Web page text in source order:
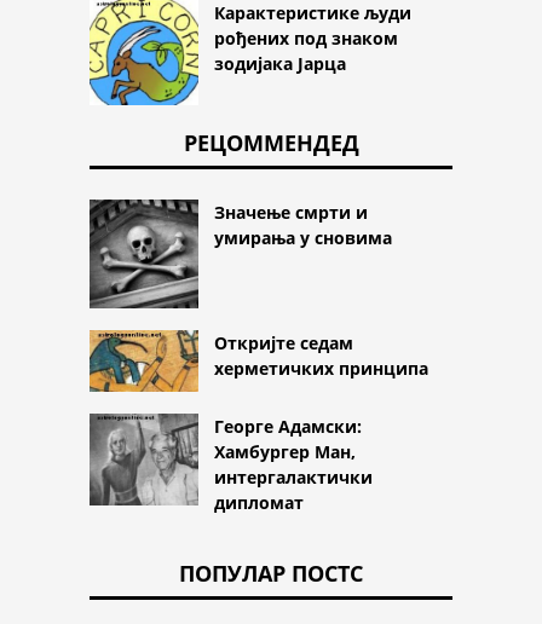
Карактеристике људи
рођених под знаком
зодијака Јарца
РЕЦОММЕНДЕД
Значење смрти и
умирања у сновима
Откријте седам
херметичких принципа
Георге Адамски:
Хамбургер Ман,
интергалактички
дипломат
ПОПУЛАР ПОСТС